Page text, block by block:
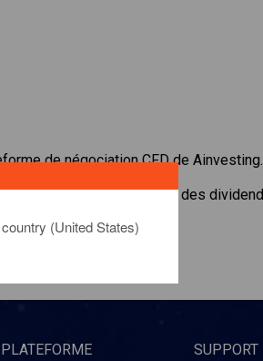
de négociation CFD de Ainvesting.
en temps réel et recevoir des
cliquer ici
PLATEFORME SUPPORT
(United States)